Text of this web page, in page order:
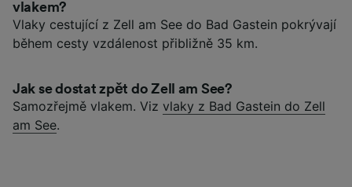
vlakem?
Vlaky cestující z Zell am See do Bad Gastein pokrývají
během cesty vzdálenost přibližně 35 km.
Jak se dostat zpět do Zell am See?
Samozřejmě vlakem. Viz vlaky z Bad Gastein do Zell
am See.